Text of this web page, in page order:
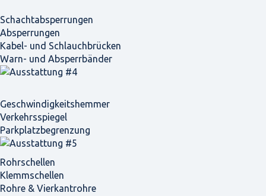
Schacht­absperrungen
Absperrungen
Kabel- und Schlauchbrücken
Warn- und Absperrbänder
Geschwindigkeits­hemmer
Verkehrsspiegel
Parkplatz­begrenzung
Rohrschellen
Klemmschellen
Rohre & Vierkantrohre